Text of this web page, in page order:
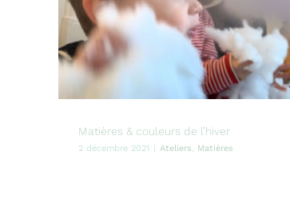
Matières & couleurs de l’hiver
2 décembre 2021 Ateliers, Matières